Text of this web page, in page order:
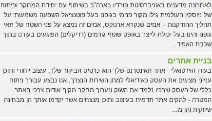
לאחרונה מדענים באוניברסיטת פורדיו בארה”ב בשיתוף עם יחידת המחקר ופיתוח
של ניוסקין העולמית גילו מקור פנימי בגופנו בעל פוטנציאל השפעה משמעותי על
תהליך ההזדקנות – אנזים שנקרא ארנוקס, אנזים זה נמצא על פני השטח של תאי
גופנו והינו בעל יכולת לייצר באופט שוטף גורמים (רדיקלים) הפוגעים בעורנו בתוך
שכבת האפיד...
בניית אתרים
בעידן הוירטואלי - אתר האינטרנט שלך הוא כרטיס הביקור שלך, עיצוב ייחודי ותוכן
ענייני מציגים את העסק כאידיאלי למתן השירות הנצרך, אנו נבצע עבורך ניתוח
כללי של העסק וצרכיו נלמד את השוק ונערוך מחקר מקיף אודות צרכי האתר.
המטרה - להקים אתר תדמית בעיצוב ותוכן מנצחים אשר יקדמו אותך הן מבחינה
שיווקית והן מ...